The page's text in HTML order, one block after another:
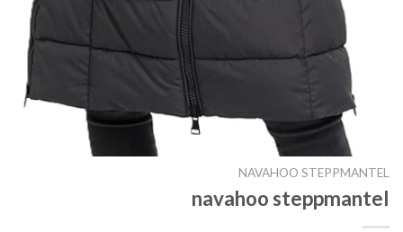
NAVAHOO STEPPMANTEL
navahoo steppmantel